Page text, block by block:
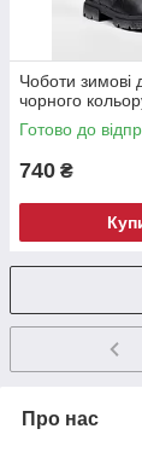
Чоботи зимові
чорного
Готово до
740 ₴
Про нас